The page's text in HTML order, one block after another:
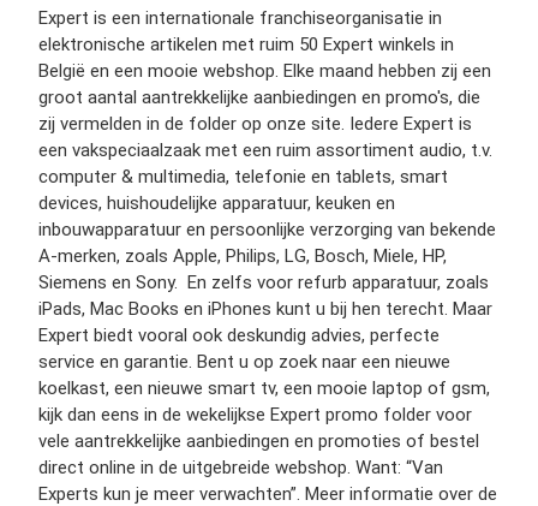
Expert is een internationale franchiseorganisatie in
elektronische artikelen met ruim 50 Expert winkels in
België en een mooie webshop. Elke maand hebben zij een
groot aantal aantrekkelijke aanbiedingen en promo's, die
zij vermelden in de folder op onze site. Iedere Expert is
een vakspeciaalzaak met een ruim assortiment audio, t.v.
computer & multimedia, telefonie en tablets, smart
devices, huishoudelijke apparatuur, keuken en
inbouwapparatuur en persoonlijke verzorging van bekende
A-merken, zoals Apple, Philips, LG, Bosch, Miele, HP,
Siemens en Sony. En zelfs voor refurb apparatuur, zoals
iPads, Mac Books en iPhones kunt u bij hen terecht. Maar
Expert biedt vooral ook deskundig advies, perfecte
service en garantie. Bent u op zoek naar een nieuwe
koelkast, een nieuwe smart tv, een mooie laptop of gsm,
kijk dan eens in de wekelijkse Expert promo folder voor
vele aantrekkelijke aanbiedingen en promoties of bestel
direct online in de uitgebreide webshop. Want: “Van
Experts kun je meer verwachten”. Meer informatie over de